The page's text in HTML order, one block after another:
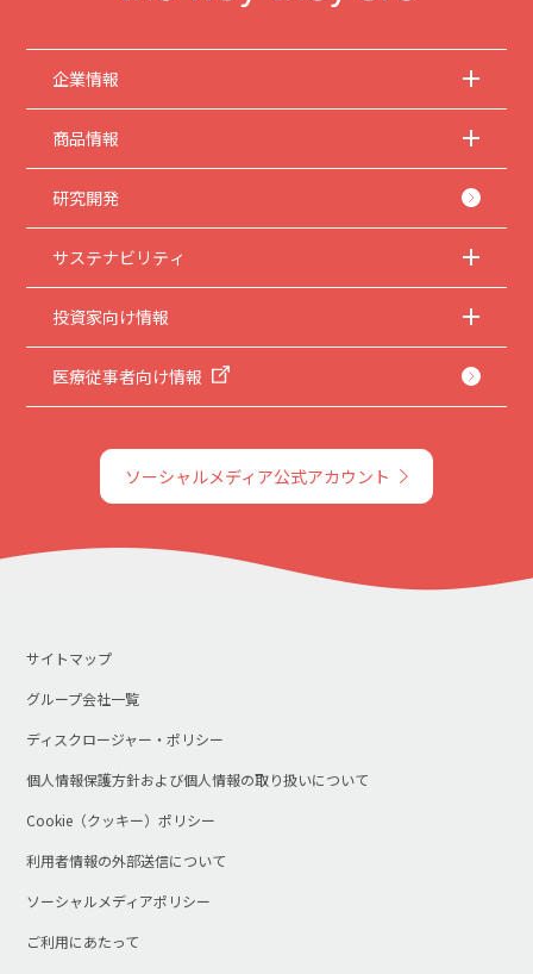
企業情報
商品情報
研究開発
サステナビリティ
投資家向け情報
医療従事者向け情報
ソーシャルメディア公式アカウント
サイトマップ
グループ会社一覧
ディスクロージャー・ポリシー
個人情報保護方針および個人情報の取り扱いについて
Cookie（クッキー）ポリシー
利用者情報の外部送信について
ソーシャルメディアポリシー
ご利用にあたって